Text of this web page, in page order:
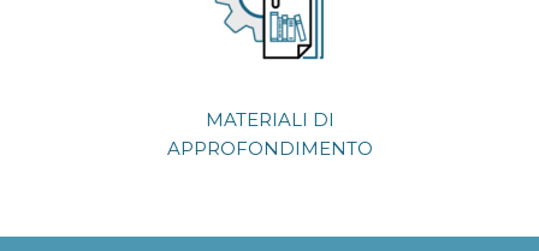
MATERIALI DI
APPROFONDIMENTO